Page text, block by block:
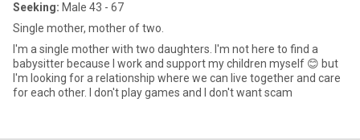
Seeking: Male 43 - 67
Single mother, mother of two.
I'm a single mother with two daughters. I'm not here to find a
babysitter because I work and support my children myself 😊 but
I'm looking for a relationship where we can live together and care
for each other. I don't play games and I don't want scam